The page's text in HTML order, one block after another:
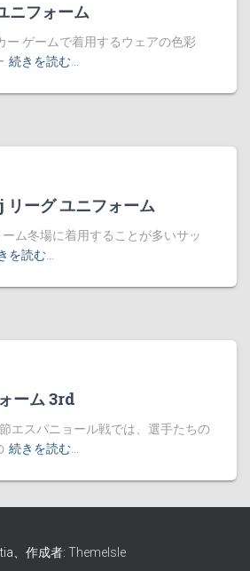
ニフォーム
ー ゲームで着用するウェアの色彩
続きを読む…
リーグ ユニフォーム
ム冬場に着用することが多いサッ
を読む…
ーム 3rd
エスパニョール戦では、選手たちの
続きを読む…
、作成者: ThemeIsle